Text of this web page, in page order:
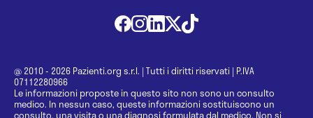
@ 2010 - 2026 Pazienti.org s.r.l. | Tutti i diritti riservati | P.IVA
07112280966
Le informazioni proposte in questo sito non sono un consulto
medico. In nessun caso, queste informazioni sostituiscono un
consulto, una visita o una diagnosi formulata dal medico. Non si